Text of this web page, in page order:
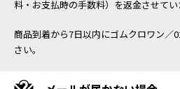
料・お支払時の手数料）を返金させてい
商品到着から7日以内にゴムクロワン／
さい。